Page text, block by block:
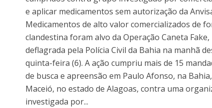
e aplicar medicamentos sem autorização da
Medicamentos de alto valor comercializados de
clandestina foram alvo da Operação Caneta Fake,
deflagrada pela Polícia Civil da Bahia na manhã
quinta-feira (6). A ação cumpriu mais de 15
de busca e apreensão em Paulo Afonso, na
Maceió, no estado de Alagoas, contra uma
investigada por...